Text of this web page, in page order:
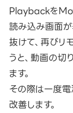
Playbackを
読み込み画面
抜けて、再び
うと、動画の
ます。
その際は一度
改善します。